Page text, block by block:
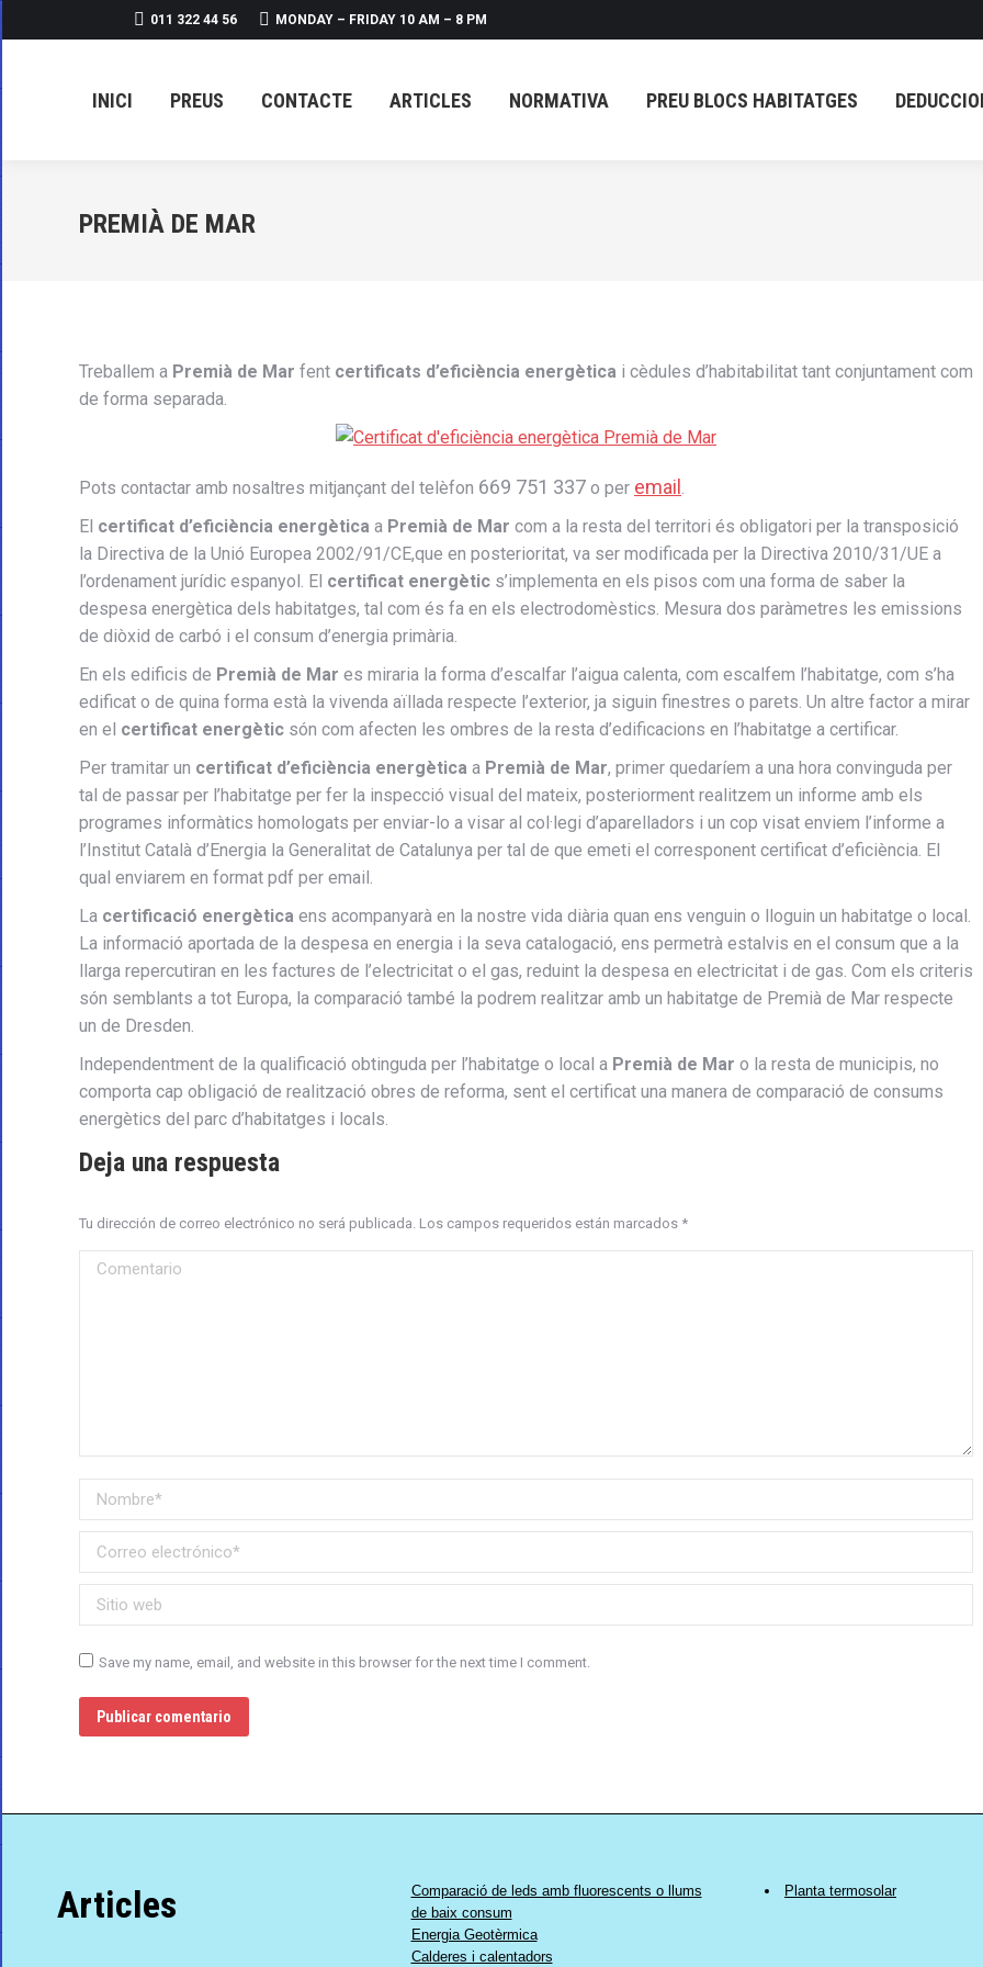
011 322 44 56 MONDAY – FRIDAY 10 AM – 8 PM
INICI PREUS CONTACTE ARTICLES NORMATIVA PREU BLOCS HABITATGES
PREMIÀ DE MAR
Treballem a Premià de Mar fent certificats d’eficiència energètica i cèdules d’habitabilitat tant conjuntament com
de forma separada.
Pots contactar amb nosaltres mitjançant del telèfon 669 751 337 o per email .
El certificat d’eficiència energètica a Premià de Mar com a la resta del territori és obligatori per la transposició
la Directiva de la Unió Europea 2002/91/CE,que en posterioritat, va ser modificada per la Directiva 2010/31/UE a
l’ordenament jurídic espanyol. El certificat energètic s’implementa en els pisos com una forma de saber la
despesa energètica dels habitatges, tal com és fa en els electrodomèstics. Mesura dos paràmetres les emissions
de diòxid de carbó i el consum d’energia primària.
En els edificis de Premià de Mar es miraria la forma d’escalfar l’aigua calenta, com escalfem l’habitatge, com s’ha
edificat o de quina forma està la vivenda aïllada respecte l’exterior, ja siguin finestres o parets. Un altre factor a mirar
en el certificat energètic són com afecten les ombres de la resta d’edificacions en l’habitatge a certificar.
Per tramitar un certificat d’eficiència energètica a Premià de Mar, primer quedaríem a una hora convinguda per
tal de passar per l’habitatge per fer la inspecció visual del mateix, posteriorment realitzem un informe amb els
programes informàtics homologats per enviar-lo a visar al col·legi d’aparelladors i un cop visat enviem l’informe a
l’Institut Català d’Energia la Generalitat de Catalunya per tal de que emeti el corresponent certificat d’eficiència. El
qual enviarem en format pdf per email.
La certificació energètica ens acompanyarà en la nostre vida diària quan ens venguin o lloguin un habitatge o local.
La informació aportada de la despesa en energia i la seva catalogació, ens permetrà estalvis en el consum que a la
llarga repercutiran en les factures de l’electricitat o el gas, reduint la despesa en electricitat i de gas. Com els criteris
són semblants a tot Europa, la comparació també la podrem realitzar amb un habitatge de Premià de Mar respecte
un de Dresden.
Independentment de la qualificació obtinguda per l’habitatge o local a Premià de Mar o la resta de municipis, no
comporta cap obligació de realització obres de reforma, sent el certificat una manera de comparació de consums
energètics del parc d’habitatges i locals.
Deja una respuesta
Tu dirección de correo electrónico no será publicada. Los campos requeridos están marcados *
Comentario
Nombre *
Correo electrónico *
Sitio web
Save my name, email, and website in this browser for the next time I comment.
Publicar comentario
Articles
Comparació de leds amb fluorescents o llums
de baix consum
Energia Geotèrmica
Calderes i calentadors
Planta termosolar
INICI PREUS CONTACTE ARTICLES NORMATIVA PREU BLOCS